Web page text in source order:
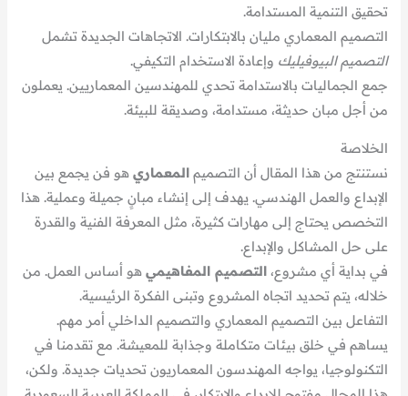
تحقيق التنمية المستدامة.
التصميم المعماري مليان بالابتكارات. الاتجاهات الجديدة تشمل
التصميم البيوفيليك وإعادة الاستخدام التكيفي.
جمع الجماليات بالاستدامة تحدي للمهندسين المعماريين. يعملون
من أجل مبان حديثة، مستدامة، وصديقة للبيئة.
الخلاصة
نستنتج من هذا المقال أن التصميمالمعماري هو فن يجمع بين
الإبداع والعمل الهندسي. يهدف إلى إنشاء مبانٍ جميلة وعملية. هذا
التخصص يحتاج إلى مهارات كثيرة، مثل المعرفة الفنية والقدرة
على حل المشاكل والإبداع.
في بداية أي مشروع،التصميم المفاهيمي هو أساس العمل. من
خلاله، يتم تحديد اتجاه المشروع وتبنى الفكرة الرئيسية.
التفاعل بين التصميم المعماري والتصميم الداخلي أمر مهم.
يساهم في خلق بيئات متكاملة وجذابة للمعيشة. مع تقدمنا في
التكنولوجيا، يواجه المهندسون المعماريون تحديات جديدة. ولكن،